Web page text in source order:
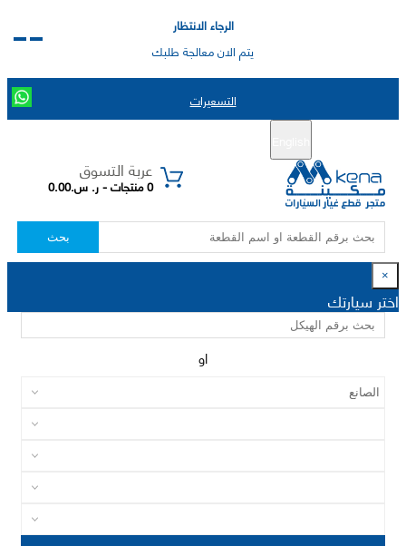
الرجاء الانتظار
يتم الان معالجة طلبك
التسعيرات
عربة التسوق
0 منتجات - ر. س.0.00
بحث
×
اختر سيارتك
او